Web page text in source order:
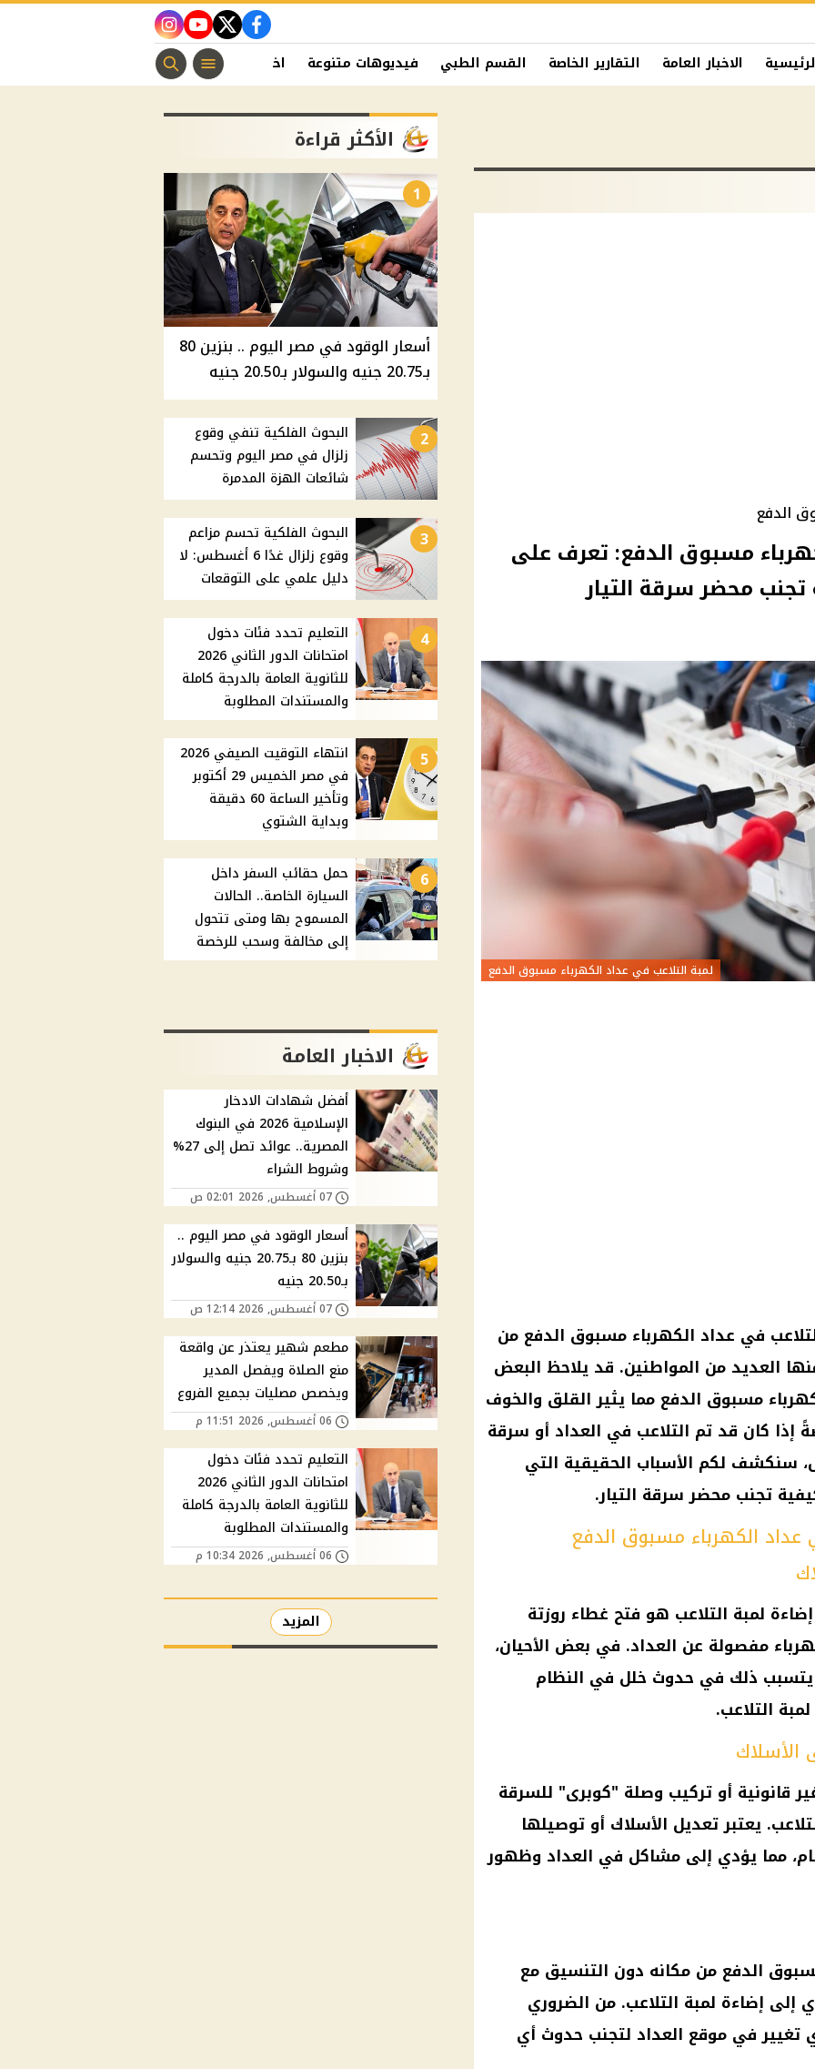
facebook
twitter
youtube
instagram
الاخبار العامة التقارير الخاصة القسم الطبي فيديوهات متنوعة اخبار الفن منوعات مسيحية
الدفع
مسبوق الدفع: تعرف على
تجنب محضر سرقة التيار
لمبة التلاعب في عداد الكهرباء مسبوق الدفع
في عداد الكهرباء مسبوق الدفع من
العديد من المواطنين. قد يلاحظ البعض
مسبوق الدفع مما يثير القلق والخوف
إذا كان قد تم التلاعب في العداد أو سرقة
سنكشف لكم الأسباب الحقيقية التي
تجنب محضر سرقة التيار.
عداد الكهرباء مسبوق الدفع
لمبة التلاعب هو فتح غطاء روزتة
مفصولة عن العداد. في بعض الأحيان،
يتسبب ذلك في حدوث خلل في النظام
التلاعب.
الأسلاك
قانونية أو تركيب وصلة "كوبرى" للسرقة
يعتبر تعديل الأسلاك أو توصيلها
مما يؤدي إلى مشاكل في العداد وظهور
الدفع من مكانه دون التنسيق مع
إلى إضاءة لمبة التلاعب. من الضروري
تغيير في موقع العداد لتجنب حدوث أي
الأكثر قراءة
1
أسعار الوقود في مصر اليوم .. بنزين 80
بـ20.75 جنيه والسولار بـ20.50 جنيه
2
البحوث الفلكية تنفي وقوع
زلزال في مصر اليوم وتحسم
شائعات الهزة المدمرة
3
البحوث الفلكية تحسم مزاعم
وقوع زلزال غدًا 6 أغسطس: لا
دليل علمي على التوقعات
4
التعليم تحدد فئات دخول
امتحانات الدور الثاني 2026
للثانوية العامة بالدرجة كاملة
والمستندات المطلوبة
5
انتهاء التوقيت الصيفي 2026
في مصر الخميس 29 أكتوبر
وتأخير الساعة 60 دقيقة
وبداية الشتوي
6
حمل حقائب السفر داخل
السيارة الخاصة.. الحالات
المسموح بها ومتى تتحول
إلى مخالفة وسحب للرخصة
الاخبار العامة
أفضل شهادات الادخار
الإسلامية 2026 في البنوك
المصرية.. عوائد تصل إلى 27%
وشروط الشراء
07 أغسطس, 2026 02:01 ص
أسعار الوقود في مصر اليوم ..
بنزين 80 بـ20.75 جنيه والسولار
بـ20.50 جنيه
07 أغسطس, 2026 12:14 ص
مطعم شهير يعتذر عن واقعة
منع الصلاة ويفصل المدير
ويخصص مصليات بجميع الفروع
06 أغسطس, 2026 11:51 م
التعليم تحدد فئات دخول
امتحانات الدور الثاني 2026
للثانوية العامة بالدرجة كاملة
والمستندات المطلوبة
06 أغسطس, 2026 10:34 م
المزيد